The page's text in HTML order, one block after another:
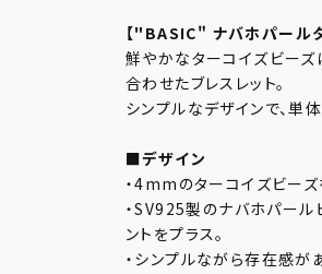
【"BASIC" ナバホパール
鮮やかなターコイズビーズ
合わせたブレスレット。
シンプルなデザインで、単
■デザイン
・4mmのターコイズビーズ
・SV925製のナバホパール
ントをプラス。
・シンプルながら存在感が